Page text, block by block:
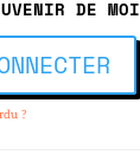
DE MOI
?